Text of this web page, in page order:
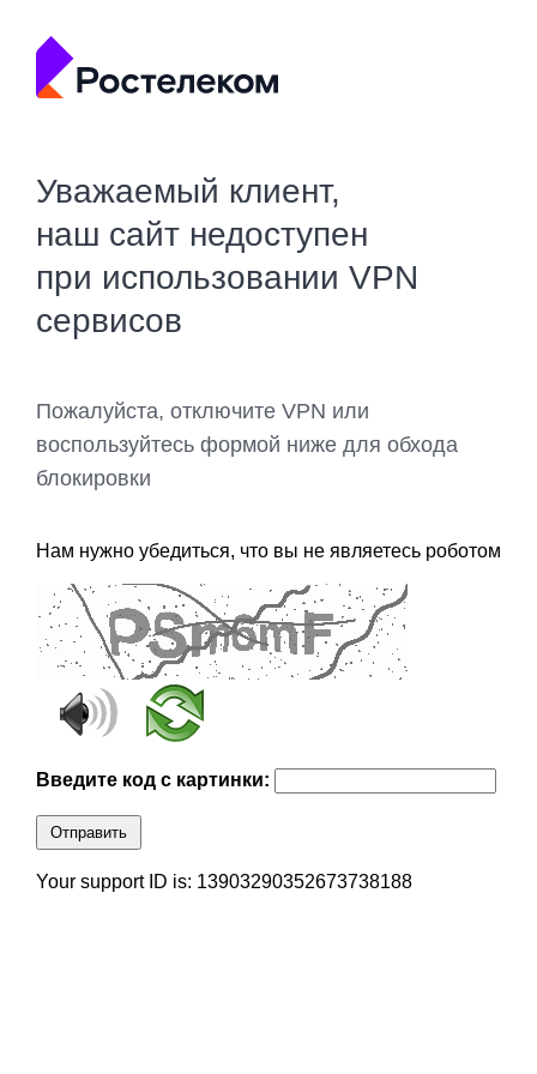
Уважаемый клиент,
наш сайт недоступен
при использовании VPN
сервисов
Пожалуйста, отключите VPN или
воспользуйтесь формой ниже для обхода
блокировки
Нам нужно убедиться, что вы не являетесь роботом
Введите код с картинки:
Отправить
Your support ID is: 13903290352673738188